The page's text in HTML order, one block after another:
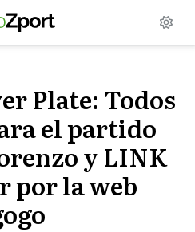
Plate: Todos
el partido
y LINK
por la web